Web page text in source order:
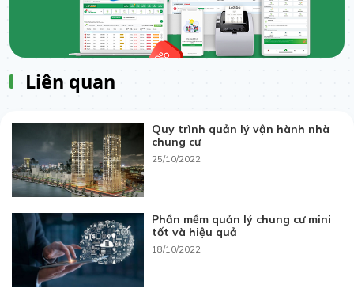
Liên quan
Quy trình quản lý vận hành nhà
chung cư
25/10/2022
Phần mềm quản lý chung cư mini
tốt và hiệu quả
18/10/2022